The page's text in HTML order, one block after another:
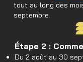
tout au long des
septembre.​​​
Étape 2 :
Du 2 août au 30